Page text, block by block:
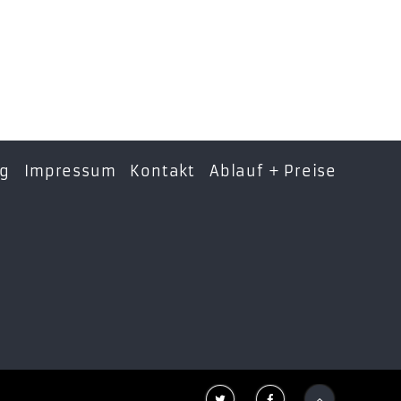
Impressum Kontakt Ablauf + Preise